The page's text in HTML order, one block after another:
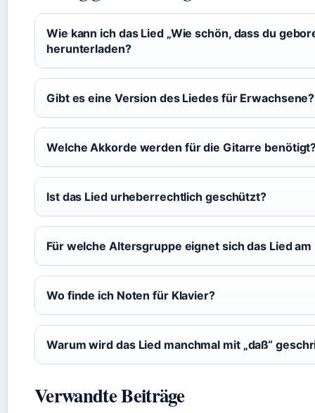
Wie kann ich das Lied „Wie schön, dass du
herunterladen?
Gibt es eine Version des Liedes für Erwachsene?
Welche Akkorde werden für die Gitarre
Ist das Lied urheberrechtlich geschützt?
Für welche Altersgruppe eignet sich das Lied
Wo finde ich Noten für Klavier?
Warum wird das Lied manchmal mit „daß“
Verwandte Beiträge